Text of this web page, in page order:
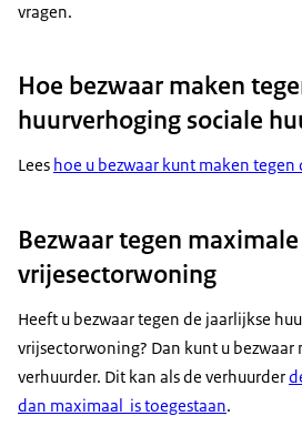
vragen.
Hoe bezwaar maken
huurverhoging sociale
Lees hoe u bezwaar kunt maken
Bezwaar tegen
vrijesectorwoning
Heeft u bezwaar tegen de jaarlijkse
vrijsectorwoning? Dan kunt u bezwaar
verhuurder. Dit kan als de verhuurder
dan maximaal is toegestaan.